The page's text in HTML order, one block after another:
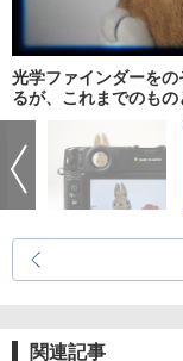
光学ファインダーを
るが、これまでのも
関連記事